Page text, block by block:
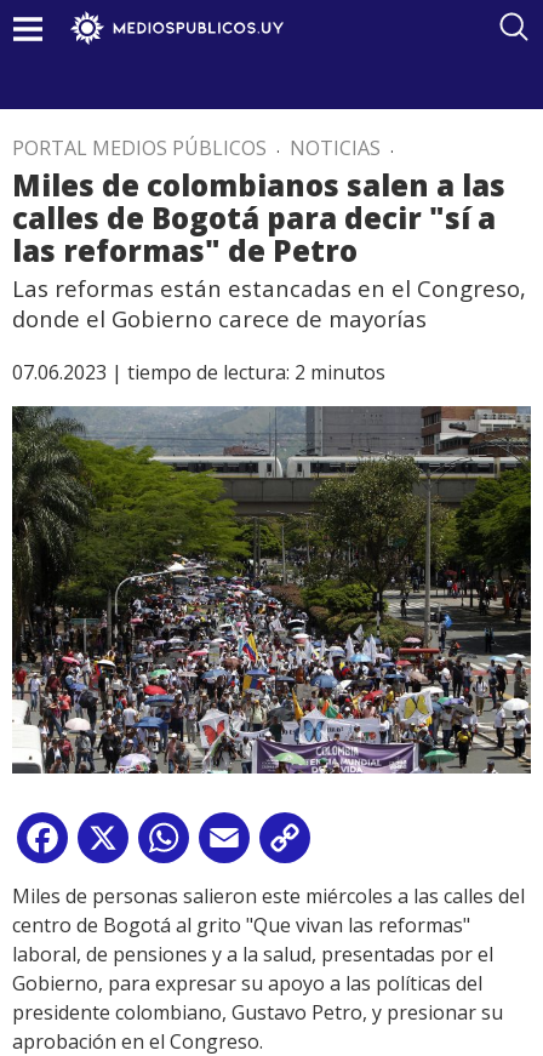
PORTAL MEDIOS PÚBLICOS . NOTICIAS .
Miles de colombianos salen a las
calles de Bogotá para decir "sí a
las reformas" de Petro
Las reformas están estancadas en el Congreso,
donde el Gobierno carece de mayorías
07.06.2023 | tiempo de lectura: 2 minutos
Facebook
X WhatsApp
Email
Link
Miles de personas salieron este miércoles a las calles del
centro de Bogotá al grito "Que vivan las reformas"
laboral, de pensiones y a la salud, presentadas por el
Gobierno, para expresar su apoyo a las políticas del
presidente colombiano, Gustavo Petro, y presionar su
aprobación en el Congreso.